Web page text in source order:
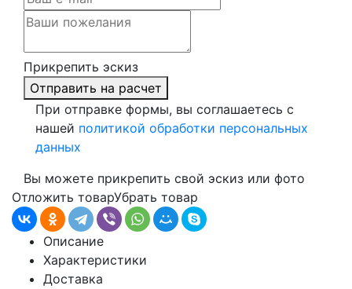
Прикрепить эскиз
Отправить на расчет
При отправке формы, вы соглашаетесь с
нашей политикой обработки персональных
данных
Вы можете прикрепить свой эскиз или фото
Отложить товарУбрать товар
Описание
Характеристики
Доставка